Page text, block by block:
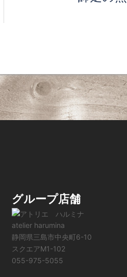
グループ店舗
atelier harumina
静岡県三島市中央町6-10
スクエアM1-102
055-975-5055